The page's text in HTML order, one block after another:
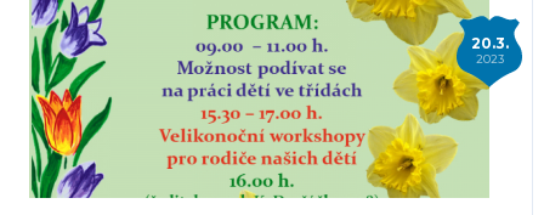
20.3.
2023